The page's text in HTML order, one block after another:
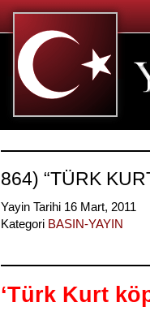
864) “TÜRK
Yayin Tarihi 16 Mart, 2011
Kategori BASIN-YAYIN
‘Türk Kurt